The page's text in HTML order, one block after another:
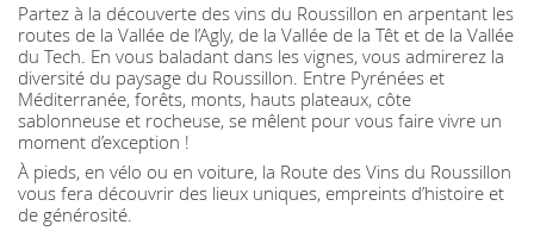
Partez à la découverte des vins du Roussillon en arpentant les
routes de la Vallée de l’Agly, de la Vallée de la Têt et de la Vallée
du Tech. En vous baladant dans les vignes, vous admirerez la
diversité du paysage du Roussillon. Entre Pyrénées et
Méditerranée, forêts, monts, hauts plateaux, côte
sablonneuse et rocheuse, se mêlent pour vous faire vivre un
moment d’exception !
À pieds, en vélo ou en voiture, la Route des Vins du Roussillon
vous fera découvrir des lieux uniques, empreints d’histoire et
de générosité.